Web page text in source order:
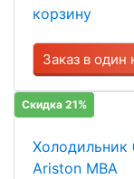
корзину
Заказ в один
Скидка 21%
Холодильник
Ariston MBA